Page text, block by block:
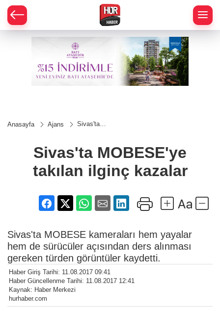
Anasayfa Ajans
Sivas'ta
kazalar
Sivas'ta MOBESE'ye
takılan ilginç kazalar
Sivas'ta MOBESE kameraları hem yayalar
hem de sürücüler açısından ders alınması
gereken türden görüntüler kaydetti.
Haber Giriş Tarihi: 11.08.2017 09:41
Haber Güncellenme Tarihi: 11.08.2017 12:41
Kaynak: Haber Merkezi
hurhaber.com